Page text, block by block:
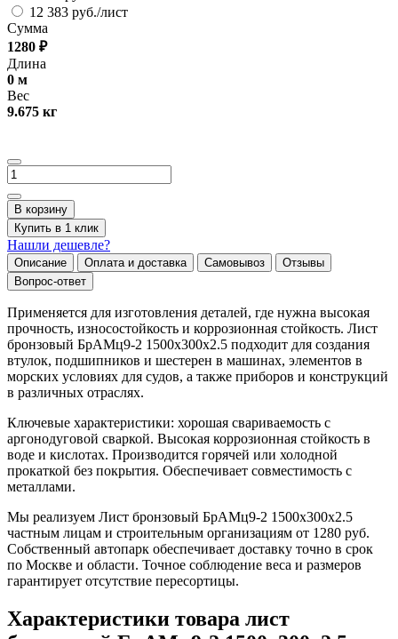
12 383 руб./лист
Сумма
1280 ₽
Длина
0 м
Вес
9.675 кг
В корзину
Купить в 1 клик
Нашли дешевле?
Описание Оплата и доставка Самовывоз
Отзывы
Вопрос-ответ
Применяется для изготовления деталей, где нужна высокая
прочность, износостойкость и коррозионная стойкость. Лист
бронзовый БрАМц9-2 1500х300х2.5 подходит для создания
втулок, подшипников и шестерен в машинах, элементов в
морских условиях для судов, а также приборов и конструкций
в различных отраслях.
Ключевые характеристики: хорошая свариваемость с
аргонодуговой сваркой. Высокая коррозионная стойкость в
воде и кислотах. Производится горячей или холодной
прокаткой без покрытия. Обеспечивает совместимость с
металлами.
Мы реализуем Лист бронзовый БрАМц9-2 1500х300х2.5
частным лицам и строительным организациям от 1280 руб.
Собственный автопарк обеспечивает доставку точно в срок
по Москве и области. Точное соблюдение веса и размеров
гарантирует отсутствие пересортицы.
Характеристики товара лист